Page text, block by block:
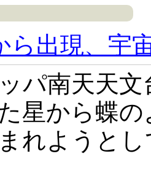
ら出現、宇
パ南天天
星から蝶
れようと